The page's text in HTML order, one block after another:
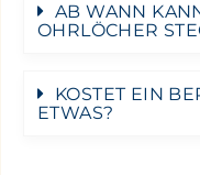
AB WANN
OHRLÖCHER
KOSTET EIN
ETWAS?